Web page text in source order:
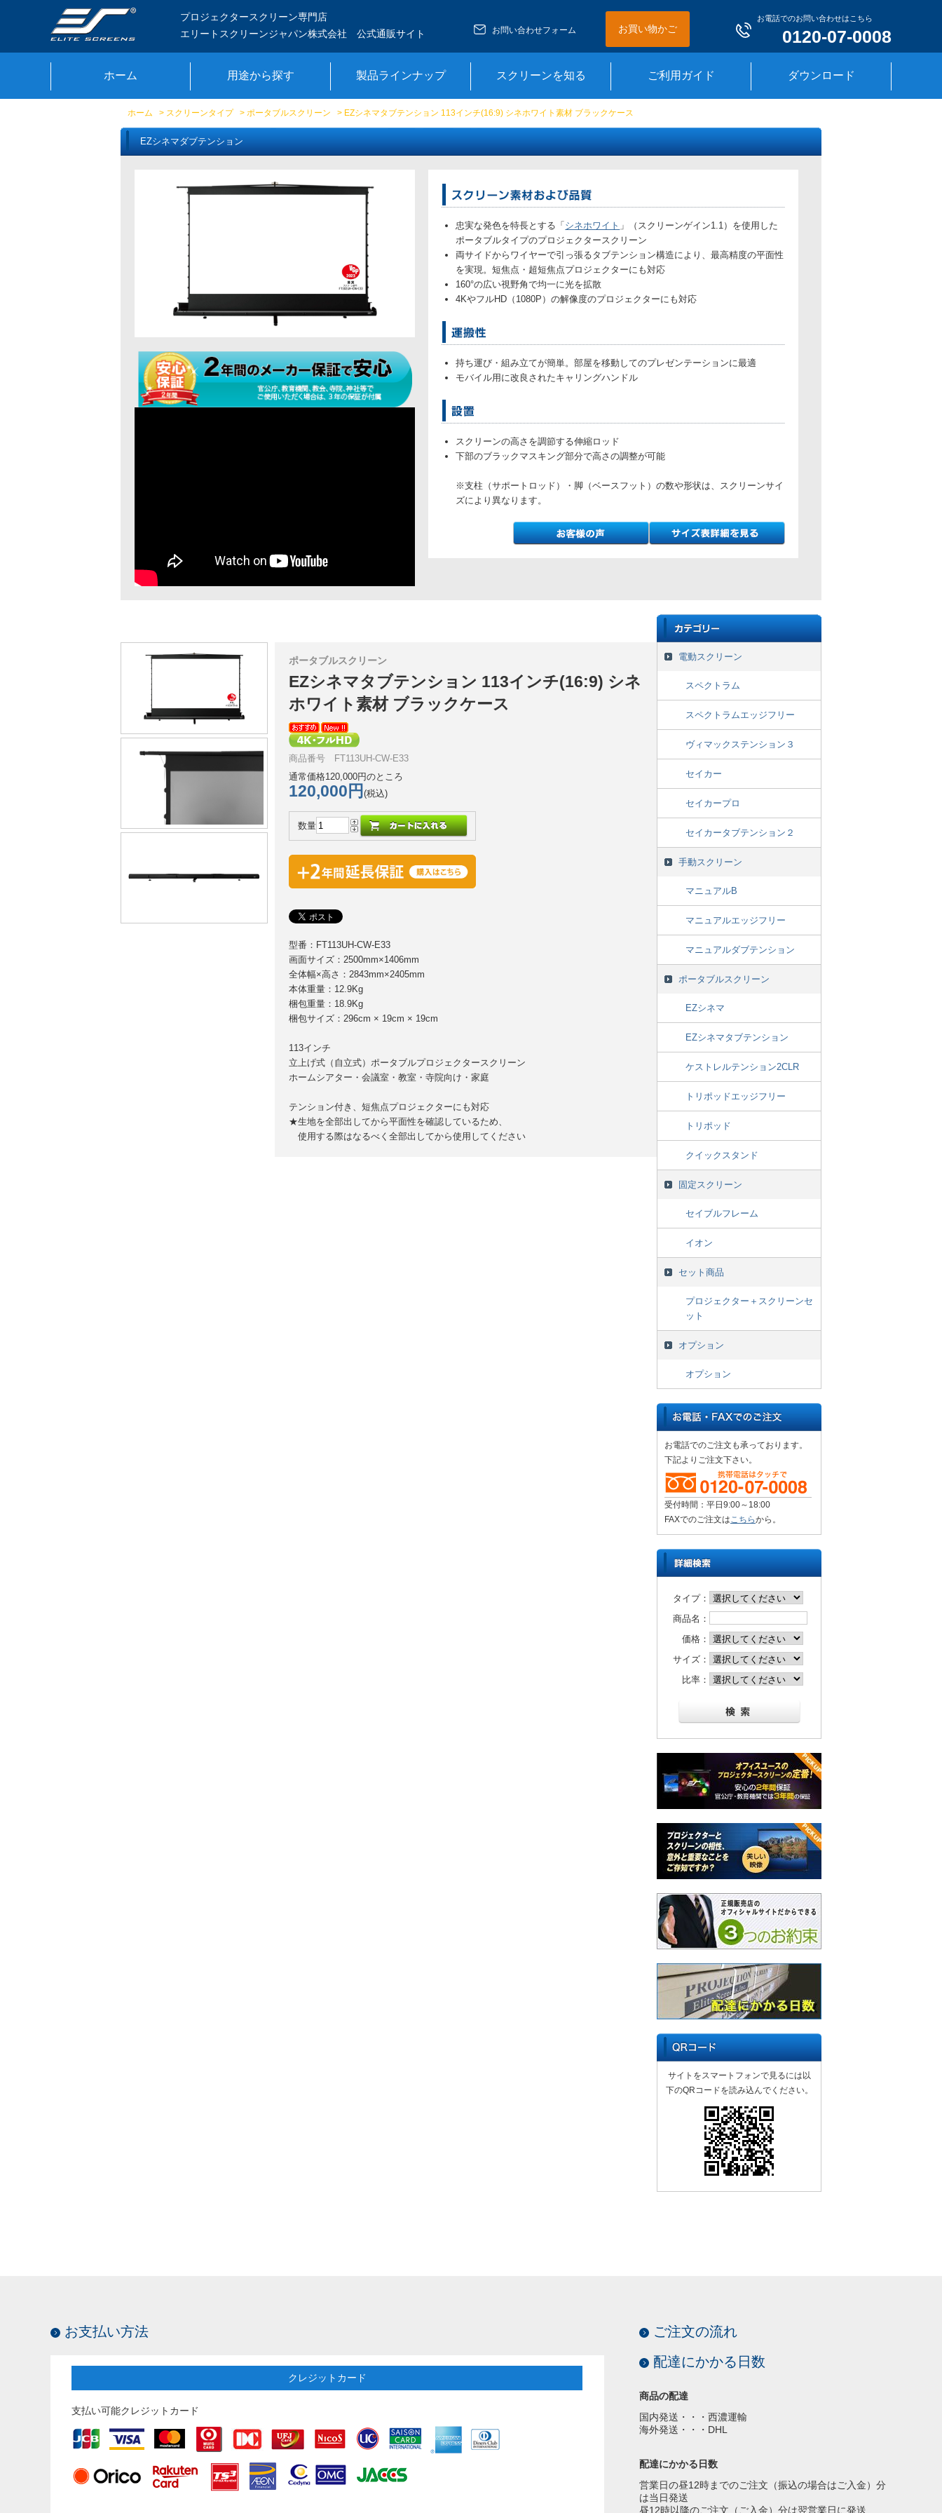
プロジェクタースクリーン専門店
エリートスクリーンジャパン株式会社 公式通販サイト
お問い合わせフォーム お買い物かご
お電話でのお問い合わせはこちら
0120-07-0008
ホーム 用途から探す 製品ラインナップ スクリーンを知る ご利用ガイド ダウンロード
ホーム > スクリーンタイプ > ポータブルスクリーン > EZシネマタブテンション 113インチ(16:9) シネホワイト素材 ブラックケース
EZシネマダブテンション
忠実な発色を特長とする「 シネホワイト 」（スクリーンゲイン1.1）を使用した
ポータブルタイプのプロジェクタースクリーン
両サイドからワイヤーで引っ張るタブテンション構造により、最高精度の平面性
を実現。短焦点・超短焦点プロジェクターにも対応
160°の広い視野角で均一に光を拡散
4KやフルHD（1080P）の解像度のプロジェクターにも対応
持ち運び・組み立てが簡単。部屋を移動してのプレゼンテーションに最適
モバイル用に改良されたキャリングハンドル
スクリーンの高さを調節する伸縮ロッド
下部のブラックマスキング部分で高さの調整が可能
※支柱（サポートロッド）・脚（ベースフット）の数や形状は、スクリーンサイ
ズにより異なります。
ポータブルスクリーン
EZシネマタブテンション 113インチ(16:9) シネ
ホワイト素材 ブラックケース
商品番号 FT113UH-CW-E33
通常価格120,000円のところ
120,000円 (税込)
数量
型番：FT113UH-CW-E33
画面サイズ：2500mm×1406mm
全体幅×高さ：2843mm×2405mm
本体重量：12.9Kg
梱包重量：18.9Kg
梱包サイズ：296cm × 19cm × 19cm
113インチ
立上げ式（自立式）ポータブルプロジェクタースクリーン
ホームシアター・会議室・教室・寺院向け・家庭
テンション付き、短焦点プロジェクターにも対応
★生地を全部出してから平面性を確認しているため、
使用する際はなるべく全部出してから使用してください
電動スクリーン
スペクトラム
スペクトラムエッジフリー
ヴィマックステンション３
セイカー
セイカープロ
セイカータブテンション２
手動スクリーン
マニュアルB
マニュアルエッジフリー
マニュアルダブテンション
ポータブルスクリーン
EZシネマ
EZシネマタブテンション
ケストレルテンション2CLR
トリポッドエッジフリー
トリポッド
クイックスタンド
固定スクリーン
セイブルフレーム
イオン
セット商品
プロジェクター＋スクリーンセ
ット
オプション
オプション
お電話でのご注文も承っております。
下記よりご注文下さい。
受付時間：平日9:00～18:00
FAXでのご注文はこちらから。
タイプ：
商品名：
価格：
サイズ：
比率：
サイトをスマートフォンで見るには以
下のQRコードを読み込んでください。
お支払い方法
クレジットカード
支払い可能クレジットカード
ご注文の流れ
配達にかかる日数
商品の配達
国内発送・・・西濃運輸
海外発送・・・DHL
配達にかかる日数
営業日の昼12時までのご注文（振込の場合はご入金）分
は当日発送
昼12時以降のご注文（ご入金）分は翌営業日に発送